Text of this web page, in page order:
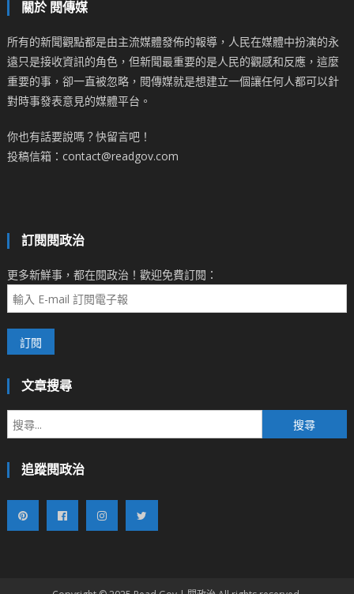
關於 閱傳媒
所有的新聞觀點都是由主流媒體發佈的報導，人民在媒體中扮演的永
遠只是接收資訊的角色，但新聞最重要的是人民的觀感和反應，這麼
重要的事，卻一直被忽略，閱傳媒就是想建立一個讓任何人都可以針
對時事發表意見的媒體平台。
你也有話要說嗎？快留言吧！
投稿信箱：contact@readgov.com
訂閱閱政治
更多新鮮事，都在閱政治！歡迎免費訂閱：
文章搜尋
尋
追蹤閱政治